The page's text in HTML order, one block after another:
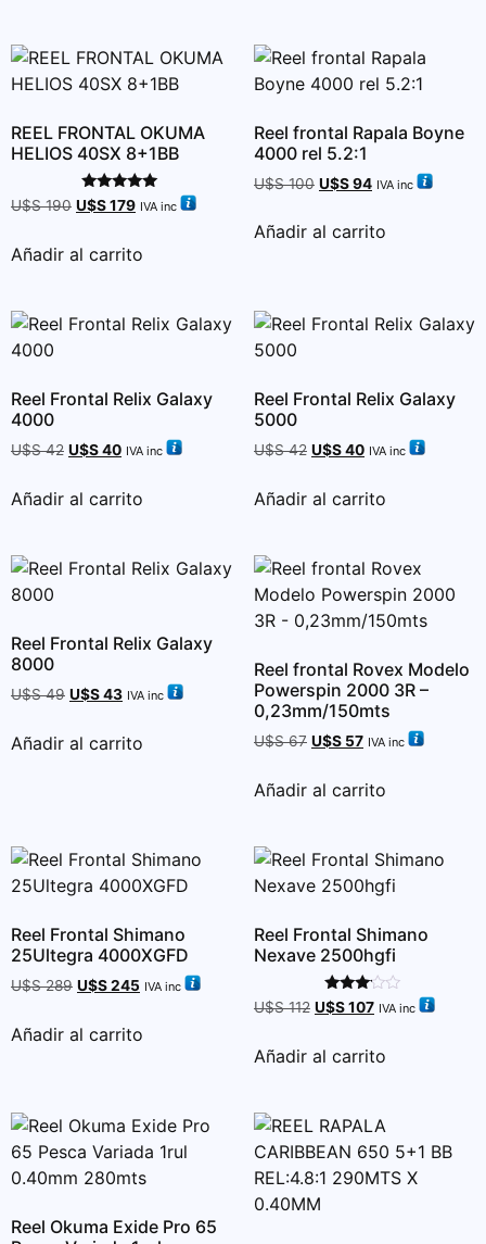
REEL FRONTAL OKUMA
HELIOS 40SX 8+1BB
Valorado
con
U$S190 U$S179 IVA inc
Añadir al carrito
Reel frontal Rapala Boyne
4000 rel 5.2:1
U$S100 U$S94 IVA inc
Añadir al carrito
Reel Frontal Relix Galaxy
4000
U$S42 U$S40 IVA inc
Añadir al carrito
Reel Frontal Relix Galaxy
5000
U$S42 U$S40 IVA inc
Añadir al carrito
Reel Frontal Relix Galaxy
8000
U$S49 U$S43 IVA inc
Añadir al carrito
Reel frontal Rovex Modelo
Powerspin 2000 3R –
0,23mm/150mts
U$S67 U$S 57 IVA inc
Añadir al carrito
Reel Frontal Shimano
25Ultegra 4000XGFD
U$S289 U$S245 IVA inc
Añadir al carrito
Reel Frontal Shimano
Nexave 2500hgfi
Valorado
con
U$S112 U$S107 IVA inc
Añadir al carrito
Reel Okuma Exide Pro 65